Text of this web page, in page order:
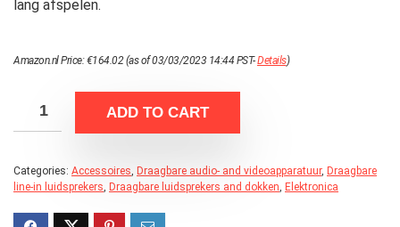
lang afspelen.
Amazon.nl Price:€164.02 (as of 03/03/2023 14:44 PST-Details)
ADD TO CART
Categories: Accessoires Draagbare audio- and videoapparatuur, Draagbare
line-in luidsprekers Draagbare luidsprekers and dokken Elektronica